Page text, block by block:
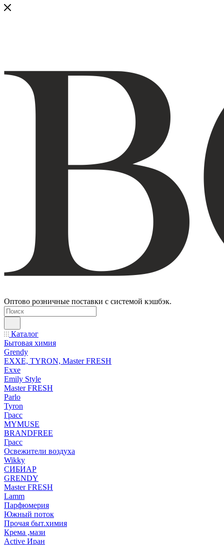
Оптово розничные поставки с системой кэшбэк.
Каталог
Бытовая химия
Grendy
EXXE, TYRON, Master FRESH
Exxe
Emily Style
Master FRESH
Parlo
Tyron
Грасс
MYMUSE
BRANDFREE
Грасс
Освежители воздуха
Wikky
СИБИАР
GRENDY
Master FRESH
Lamm
Парфюмерия
Южный поток
Прочая быт.химия
Крема ,мази
Аctive Иран